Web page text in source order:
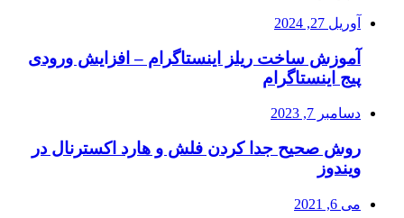
آوریل 27, 2024
آموزش ساخت ریلز اینستاگرام – افزایش ورودی
پیج اینستاگرام
دسامبر 7, 2023
روش صحیح جدا کردن فلش و هارد اکسترنال در
ویندوز
می 6, 2021